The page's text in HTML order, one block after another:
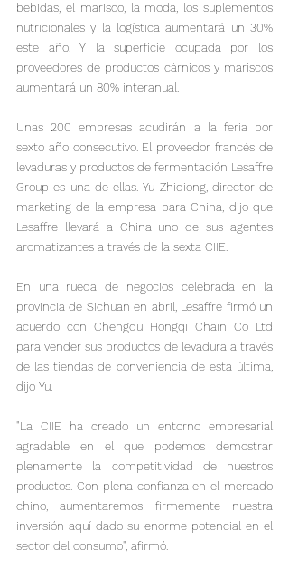
bebidas, el marisco, la moda, los suplementos
nutricionales y la logística aumentará un 30%
este año. Y la superficie ocupada por los
proveedores de productos cárnicos y mariscos
aumentará un 80% interanual.
Unas 200 empresas acudirán a la feria por
sexto año consecutivo. El proveedor francés de
levaduras y productos de fermentación Lesaffre
Group es una de ellas. Yu Zhiqiong, director de
marketing de la empresa para China, dijo que
Lesaffre llevará a China uno de sus agentes
aromatizantes a través de la sexta CIIE.
En una rueda de negocios celebrada en la
provincia de Sichuan en abril, Lesaffre firmó un
acuerdo con Chengdu Hongqi Chain Co Ltd
para vender sus productos de levadura a través
de las tiendas de conveniencia de esta última,
dijo Yu.
"La CIIE ha creado un entorno empresarial
agradable en el que podemos demostrar
plenamente la competitividad de nuestros
productos. Con plena confianza en el mercado
chino, aumentaremos firmemente nuestra
inversión aquí dado su enorme potencial en el
sector del consumo", afirmó.